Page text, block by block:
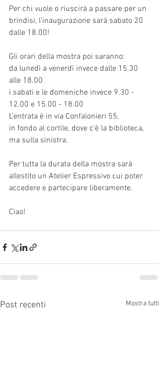
Per chi vuole o riuscirà a passare per un
brindisi, l'inaugurazione sarà sabato 20
dalle 18.00!
Gli orari della mostra poi saranno:
da lunedì a venerdì invece dalle 15.30
alle 18.00
i sabati e le domeniche invece 9.30 -
12.00 e 15.00 - 18.00
L'entrata è in via Confalonieri 55,
in fondo al cortile, dove c'è la biblioteca,
ma sulla sinistra.
Per tutta la durata della mostra sarà
allestito un Atelier Espressivo cui poter
accedere e partecipare liberamente.
Ciao!
Post recenti Mostra tutti